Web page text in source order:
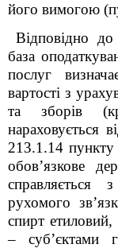
його вимогою
Відповідно
база
послуг
вартості з
та зборів
нараховується
213.1.14 пункту
обов’язкове
справляється
рухомого
спирт
– суб’єктами